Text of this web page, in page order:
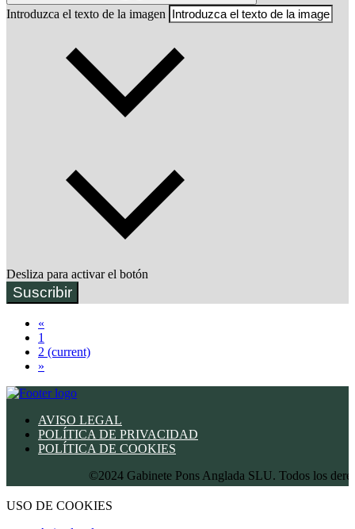
Introduzca el texto de la imagen
Desliza para activar el botón
Suscribir
«
1
2 (current)
»
AVISO LEGAL
POLÍTICA DE PRIVACIDAD
POLÍTICA DE COOKIES
©2024 Gabinete Pons Anglada SLU. Todos los
USO DE COOKIES